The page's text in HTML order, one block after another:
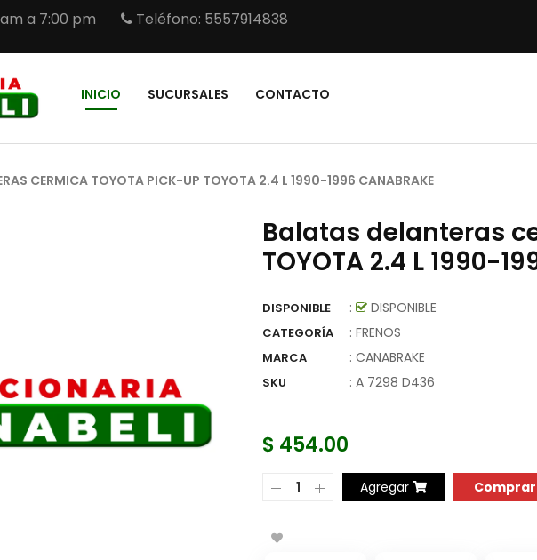
a 7:00 pm Teléfono: 5557914838
INICIO SUCURSALES CONTACTO
CERMICA TOYOTA PICK-UP TOYOTA 2.4 L 1990-1996 CANABRAKE
Balatas delanteras
TOYOTA 2.4 L 1990-
DISPONIBLE : DISPONIBLE
CATEGORÍA : FRENOS
MARCA : CANABRAKE
SKU : A 7298 D436
$ 454.00
Agregar COMPRAR